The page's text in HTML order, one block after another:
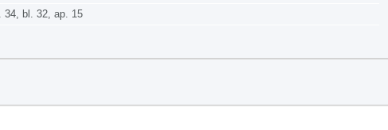
34, bl. 32, ap. 15